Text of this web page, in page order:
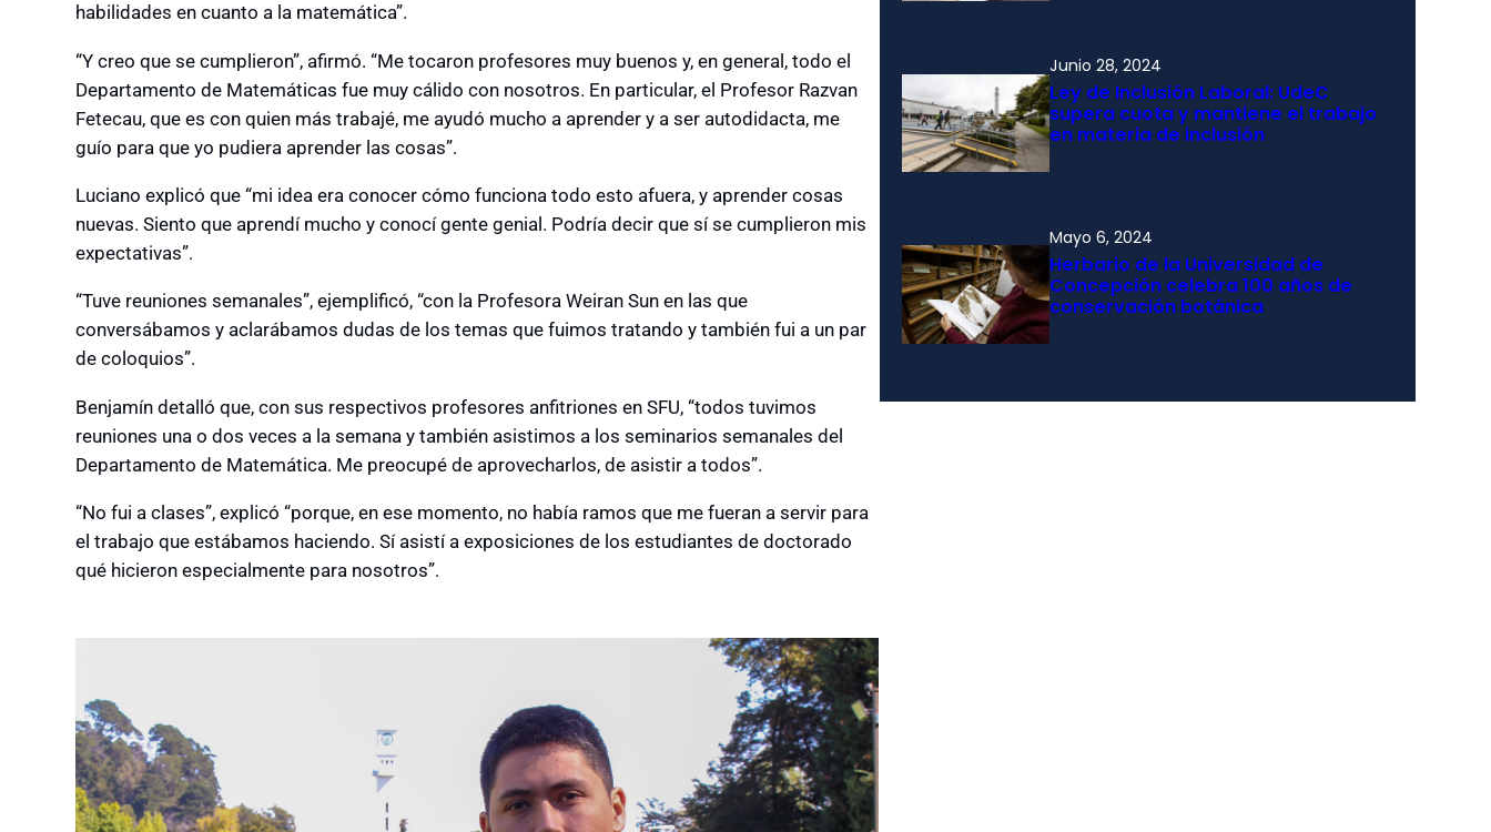
habilidades en cuanto a la matemática”.
“Y creo que se cumplieron”, afirmó. “Me tocaron profesores muy buenos y, en general, todo el
Departamento de Matemáticas fue muy cálido con nosotros. En particular, el Profesor Razvan
Fetecau, que es con quien más trabajé, me ayudó mucho a aprender y a ser autodidacta, me
guío para que yo pudiera aprender las cosas”.
Luciano explicó que “mi idea era conocer cómo funciona todo esto afuera, y aprender cosas
nuevas. Siento que aprendí mucho y conocí gente genial. Podría decir que sí se cumplieron mis
expectativas”.
“Tuve reuniones semanales”, ejemplificó, “con la Profesora Weiran Sun en las que
conversábamos y aclarábamos dudas de los temas que fuimos tratando y también fui a un par
de coloquios”.
Benjamín detalló que, con sus respectivos profesores anfitriones en SFU, “todos tuvimos
reuniones una o dos veces a la semana y también asistimos a los seminarios semanales del
Departamento de Matemática. Me preocupé de aprovecharlos, de asistir a todos”.
“No fui a clases”, explicó “porque, en ese momento, no había ramos que me fueran a servir para
el trabajo que estábamos haciendo. Sí asistí a exposiciones de los estudiantes de doctorado
qué hicieron especialmente para nosotros”.
Junio 28, 2024
Ley de Inclusión Laboral: UdeC
supera cuota y mantiene el trabajo
en materia de inclusión
Mayo 6, 2024
Herbario de la Universidad de
Concepción celebra 100 años de
conservación botánica